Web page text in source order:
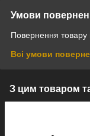
Умови
Повернення товару
Всі умови
З цим товаром